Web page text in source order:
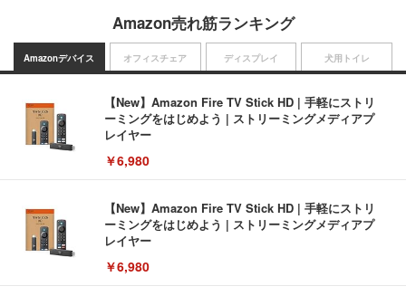
Amazon売れ筋ランキング
Amazonデバイス
【New】Amazon Fire TV Stick HD | 手軽にストリ
ーミングをはじめよう | ストリーミングメディアプ
レイヤー
￥6,980
【New】Amazon Fire TV Stick HD | 手軽にストリ
ーミングをはじめよう | ストリーミングメディアプ
レイヤー
￥6,980
オフィスチェア ディスプレイ 犬用トイレ